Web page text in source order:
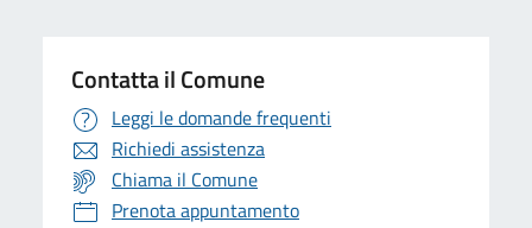
Contatta il Comune
Leggi le domande frequenti
Richiedi assistenza
Chiama il Comune
Prenota appuntamento